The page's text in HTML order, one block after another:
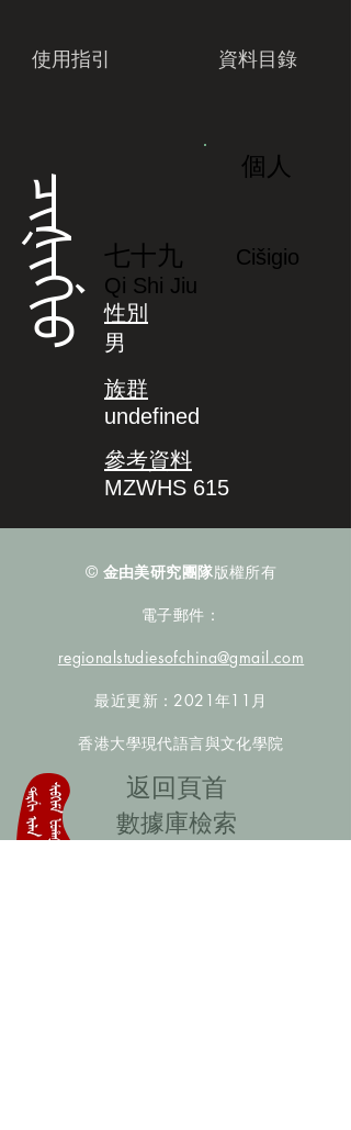
使用指引 資料目錄
ᠴᡳᡧᡳᡤᡳᠣ
個人
七十九
Cišigio
Qi Shi Jiu
性別
男
族群
undefined
參考資料
MZWHS 615
© 金由美研究團隊版權所有
電子郵件：
regionalstudiesofchina@gmail.com
最近更新：2021年11月
香港大學現代語言與文化學院
​返回頁首
數據庫檢索